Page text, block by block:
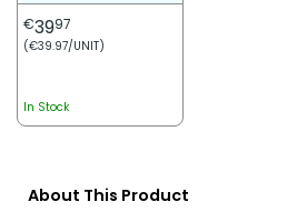
€3997
(€39.97/UNIT)
In Stock
About This Product